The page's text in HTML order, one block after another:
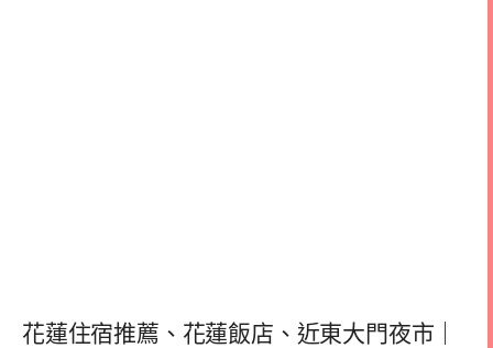
花蓮住宿推薦、花蓮飯店、近東大門夜市｜